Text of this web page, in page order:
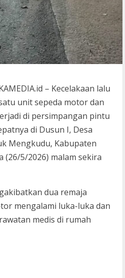
– Kecelakaan lalu
unit sepeda motor dan
di persimpangan pintu
di Dusun I, Desa
Mengkudu, Kabupaten
(26/5/2026) malam sekira
dua remaja
mengalami luka-luka dan
medis di rumah